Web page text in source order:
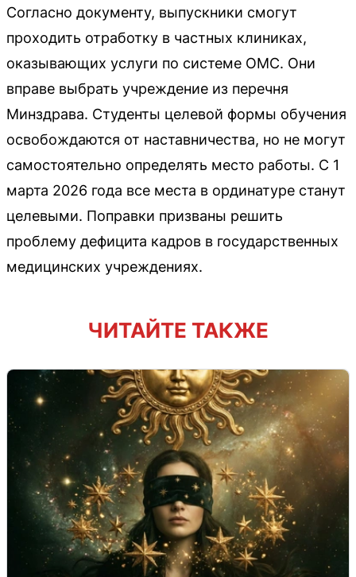
Согласно документу, выпускники смогут
проходить отработку в частных клиниках,
оказывающих услуги по системе ОМС. Они
вправе выбрать учреждение из перечня
Минздрава. Студенты целевой формы обучения
освобождаются от наставничества, но не могут
самостоятельно определять место работы. С 1
марта 2026 года все места в ординатуре станут
целевыми. Поправки призваны решить
проблему дефицита кадров в государственных
медицинских учреждениях.
ЧИТАЙТЕ ТАКЖЕ